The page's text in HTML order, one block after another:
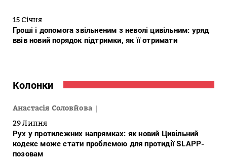
15 Січня
Гроші і допомога звільненим з неволі цивільним: уряд
ввів новий порядок підтримки, як її отримати
Колонки
Анастасія Соловйова
29 Липня
Рух у протилежних напрямках: як новий Цивільний
кодекс може стати проблемою для протидії SLAPP-
позовам